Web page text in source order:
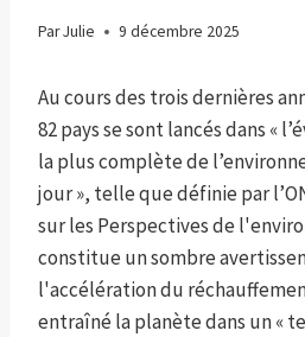
ParJulie 9 décembre 2025
Au cours des trois dernières
82 pays se sont lancés dans «
la plus complète de
jour », telle que définie par
sur les Perspectives de
constitue un sombre
l'accélération du
entraîné la planète dans un «